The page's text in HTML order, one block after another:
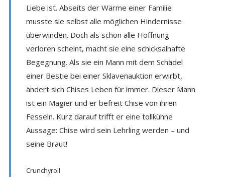
Liebe ist. Abseits der Wärme einer Familie
musste sie selbst alle möglichen Hindernisse
überwinden. Doch als schon alle Hoffnung
verloren scheint, macht sie eine schicksalhafte
Begegnung. Als sie ein Mann mit dem Schädel
einer Bestie bei einer Sklavenauktion erwirbt,
ändert sich Chises Leben für immer. Dieser Mann
ist ein Magier und er befreit Chise von ihren
Fesseln. Kurz darauf trifft er eine tollkühne
Aussage: Chise wird sein Lehrling werden – und
seine Braut!
Crunchyroll